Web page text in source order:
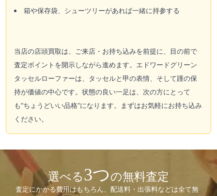
箱や保存袋、シューツリーがあれば一緒に持参する
当店の店頭買取は、ご来店・お持ち込みを前提に、目の前で
査定ポイントを開示しながら進めます。エドワードグリーン
タッセルローファーは、タッセルと甲の表情、そして踵の保
持が価値の中心です。状態の良い一足は、次の方にとって
も“ちょうどいい品格”になります。まずはお気軽にお持ち込み
ください。
選べる3つの無料査定
査定にかかる費用はもちろん、配送料・出張料などは全て無